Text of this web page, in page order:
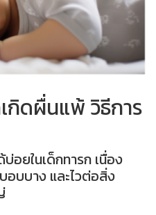
กิดผื่นแพ้ วิธีการ
ยในเด็กทารก เนื่อง
อบบาง และไวต่อสิ่ง